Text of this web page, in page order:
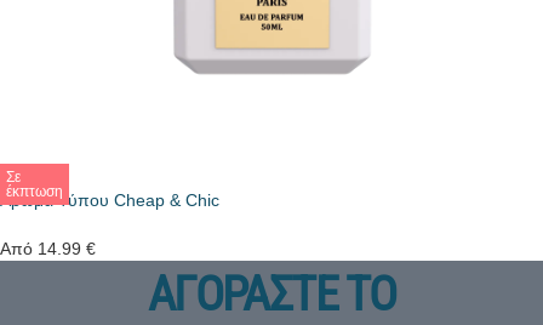
Σε
έκπτωση
Άρωμα Τύπου Cheap & Chic
Από 14.99 €
ΑΓΟΡΑΣΤΕ ΤΟ